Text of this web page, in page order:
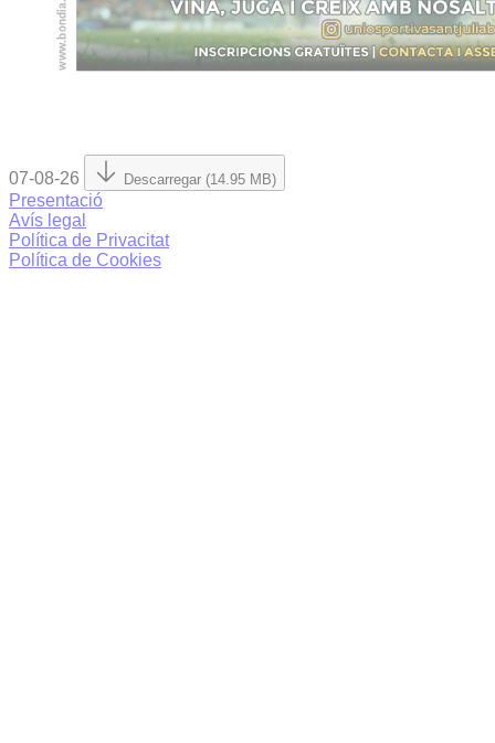
07-08-26 Descarregar (14.95 MB)
Presentació
Avís legal
Política de Privacitat
Política de Cookies